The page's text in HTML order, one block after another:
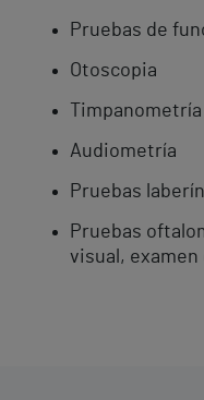
Pruebas de
Otoscopia
Audiometría
Pruebas
Pruebas
visual, examen